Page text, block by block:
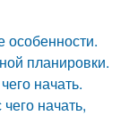
особенности.
планировки.
начать.
начать,